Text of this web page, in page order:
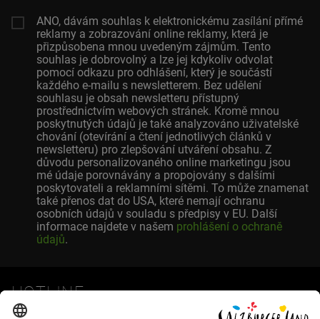
ANO, dávám souhlas k elektronickému zasílání přímé
reklamy a zobrazování online reklamy, která je
přizpůsobena mnou uvedeným zájmům. Tento
souhlas je dobrovolný a lze jej kdykoliv odvolat
pomocí odkazu pro odhlášení, který je součástí
každého e-mailu s newsletterem. Bez udělení
souhlasu je obsah newsletteru přístupný
prostřednictvím webových stránek. Kromě mnou
poskytnutých údajů je také analyzováno uživatelské
chování (otevírání a čtení jednotlivých článků v
newsletteru) pro zlepšování utváření obsahu. Z
důvodu personalizovaného online marketingu jsou
mé údaje porovnávány a propojovány s dalšími
poskytovateli a reklamními sítěmi. To může znamenat
také přenos dat do USA, které nemají ochranu
osobních údajů v souladu s předpisy v EU. Další
informace najdete v našem prohlášení o ochraně
údajů.
HOTLINE